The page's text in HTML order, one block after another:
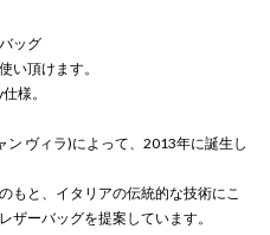
ッグ
い頂けます。
様。
ヴィラ)によって、2013年に誕生し
もと、イタリアの伝統的な技術にこ
ザーバッグを提案しています。